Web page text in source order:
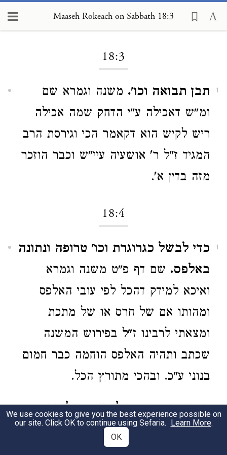
Maaseh Rokeach on Sabbath 18:3
18:3
1 תבן תבואה וכו'. משנה וגמרא שם
ומ"ש דאכילה ע"י הדחק שמה אכילה
ריש לקיש הוא דקאמר הכי וגירסת הרב
המגיד ז"ל ר' אושעיה עיי"ש וכבר הוזכר
מזה בדין א'.
18:4
1
כדי לבשל כגרוגרת וכו' טרופה ונתונה
באלפס. שם דף פ"ט משנה וגמרא
ואיכא למידק דהכל לפי עובי האלפס
ומהותו אם של חרס או של מתכת
ומצאתי לרבינו ז"ל בפירוש המשנה
שכתב ותהיה האלפס הוחמה כבר חמום
בנוני ע"כ. ובהכי מתורץ הכל.
2
המוציא קנה כדי לעשות קולמוס
המגיע לראשי אצבעותיו.בגמרא דף
We use cookies to give you the best experience possible on
our site. Click OK to continue using Sefaria. Learn More.
OK